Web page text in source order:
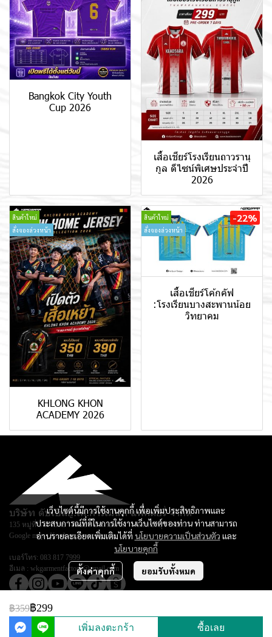
Bangkok City Youth
Cup 2026
เสื้อเชียร์โรงเรียนถาวรานุ
กูล ดีไซน์พิเศษประจำปี
2026
สินค้าใหม่
สั่งจองล่วงหน้า
KHLONG KHON
ACADEMY 2026
สินค้าใหม่
สั่งจองล่วงหน้า
-22%
เสื้อเชียร์โค้กคัฟ
:โรงเรียนบางสะพานน้อย
วิทยาคม
฿359฿299
เพิ่มลงตะกร้า ซื้อเลย
เว็บไซต์นี้มีการใช้งานคุกกี้ เพื่อเพิ่มประสิทธิภาพและ
ประสบการณ์ที่ดีในการใช้งานเว็บไซต์ของท่าน ท่านสามารถ
อ่านรายละเอียดเพิ่มเติมได้ที่ นโยบายความเป็นส่วนตัว และ
นโยบายคุกกี้
ตั้งค่าคุกกี้ ยอมรับทั้งหมด
บริษัท ดับเบิลยู.เค.การ์เม้นท์ แฟคตอรี่ จำกัด
135 หมู่ที่ 3 ตำบลยางหย่อง อำเภอท่ายาง จ.เพชรบุรี 76130
Google map : Keadsara Sport Design
เบอร์โทร: 083 817 7999
อีเมล : wkgarmentfactory@gmail.com
© Copyright 2026 All Rights Reserved.